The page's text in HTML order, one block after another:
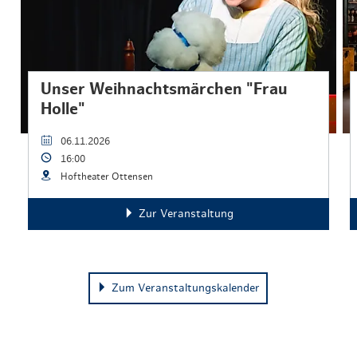
Unser Weihnachtsmärchen "Frau
Holle"
06.11.2026
16:00
Hoftheater Ottensen
Zur Veranstaltung
Zum Veranstaltungskalender